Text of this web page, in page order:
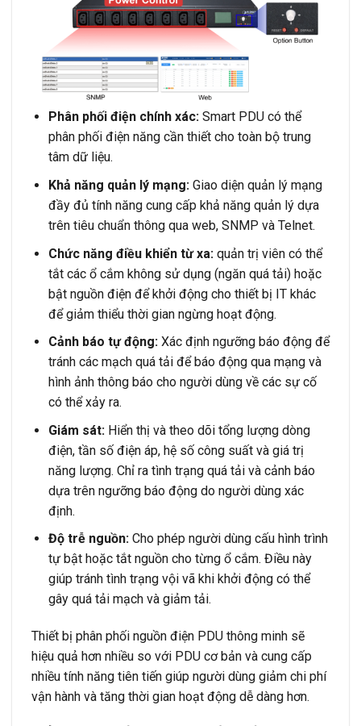
Phân phối điện chính xác:Smart PDU có thể
phân phối điện năng cần thiết cho toàn bộ trung
tâm dữ liệu.
Khả năng quản lý mạng:Giao diện quản lý mạng
đầy đủ tính năng cung cấp khả năng quản lý dựa
trên tiêu chuẩn thông qua web, SNMP và Telnet.
Chức năng điều khiển từ xa:quản trị viên có thể
tắt các ổ cắm không sử dụng (ngăn quá tải) hoặc
bật nguồn điện để khởi động cho thiết bị IT khác
để giảm thiểu thời gian ngừng hoạt động.
Cảnh báo tự động:Xác định ngưỡng báo động để
tránh các mạch quá tải để báo động qua mạng và
hình ảnh thông báo cho người dùng về các sự cố
có thể xảy ra.
Giám sát:Hiển thị và theo dõi tổng lượng dòng
điện, tần số điện áp, hệ số công suất và giá trị
năng lượng. Chỉ ra tình trạng quá tải và cảnh báo
dựa trên ngưỡng báo động do người dùng xác
định.
Độ trễ nguồn:Cho phép người dùng cấu hình trình
tự bật hoặc tắt nguồn cho từng ổ cắm. Điều này
giúp tránh tình trạng vội vã khi khởi động có thể
gây quá tải mạch và giảm tải.
Thiết bị phân phối nguồn điện PDU thông minh sẽ
hiệu quả hơn nhiều so với PDU cơ bản và cung cấp
nhiều tính năng tiên tiến giúp người dùng giảm chi phí
vận hành và tăng thời gian hoạt động dễ dàng hơn.